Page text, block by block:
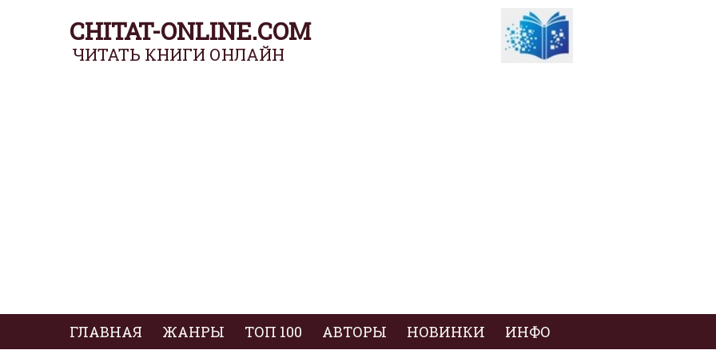
CHITAT-ONLINE.COM
ЧИТАТЬ КНИГИ ОНЛАЙН
ГЛАВНАЯ ЖАНРЫ ТОП 100 АВТОРЫ НОВИНКИ ИНФО